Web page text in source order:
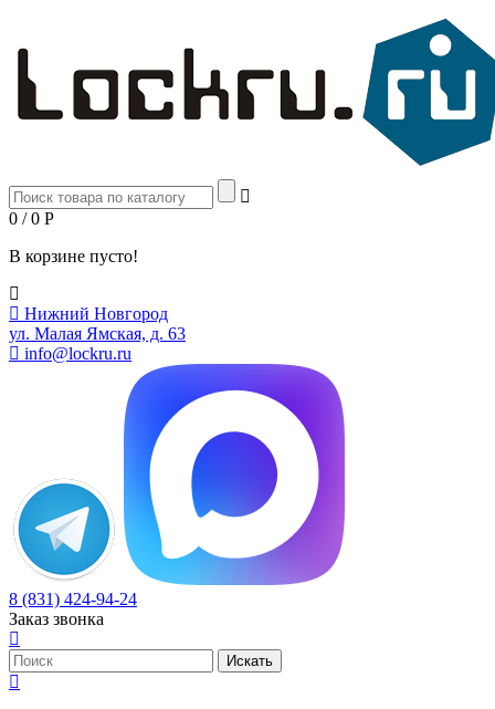
0 / 0 Р
В корзине пусто!
Нижний Новгород
ул. Малая Ямская, д. 63
info@lockru.ru
8 (831) 424-94-24
Заказ звонка